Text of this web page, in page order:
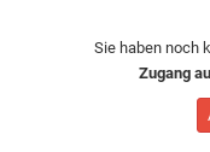
Sie haben noch
Zugang